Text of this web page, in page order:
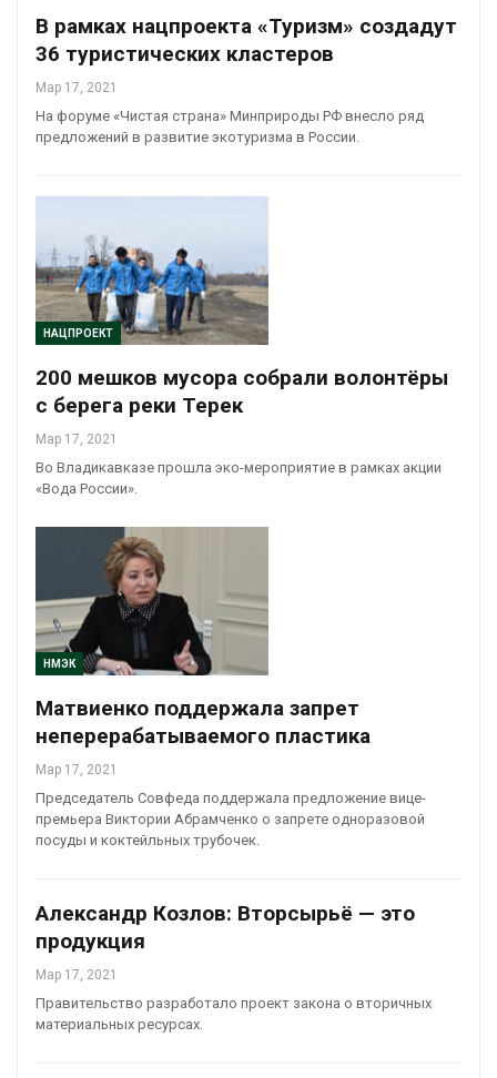
В рамках нацпроекта «Туризм» создадут
36 туристических кластеров
Мар 17, 2021
На форуме «Чистая страна» Минприроды РФ внесло ряд
предложений в развитие экотуризма в России.
НАЦПРОЕКТ
200 мешков мусора собрали волонтёры
с берега реки Терек
Мар 17, 2021
Во Владикавказе прошла эко-мероприятие в рамках акции
«Вода России».
НМЭК
Матвиенко поддержала запрет
неперерабатываемого пластика
Мар 17, 2021
Председатель Совфеда поддержала предложение вице-
премьера Виктории Абрамченко о запрете одноразовой
посуды и коктейльных трубочек.
Александр Козлов: Вторсырьё — это
продукция
Мар 17, 2021
Правительство разработало проект закона о вторичных
материальных ресурсах.